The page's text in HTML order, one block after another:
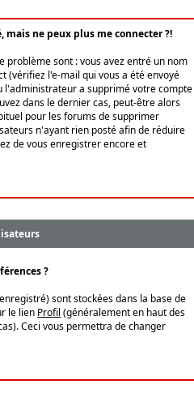
mais ne peux plus me connecter ?!
problème sont : vous avez entré un nom
(vérifiez l'e-mail qui vous a été envoyé
l'administrateur a supprimé votre compte
dans le dernier cas, peut-être alors
pour les forums de supprimer
n'ayant rien posté afin de réduire
de vous enregistrer encore et
?
sont stockées dans la base de
le lien Profil (généralement en haut des
Ceci vous permettra de changer